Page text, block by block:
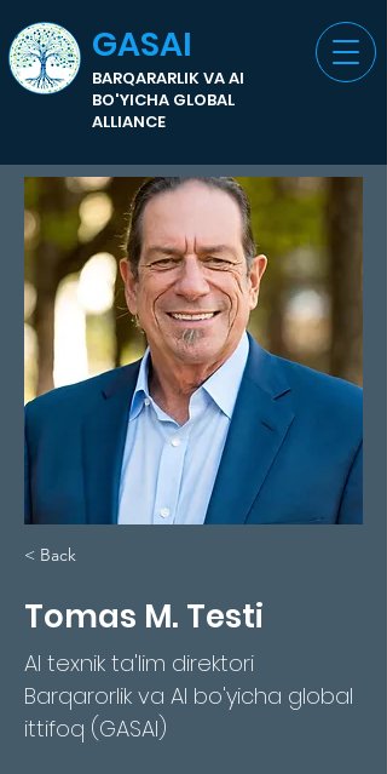
GASAI
BARQARARLIK VA AI
BO'YICHA GLOBAL
ALLIANCE
< Back
Tomas M. Testi
AI texnik ta'lim direktori
Barqarorlik va AI bo'yicha global
ittifoq (GASAI)